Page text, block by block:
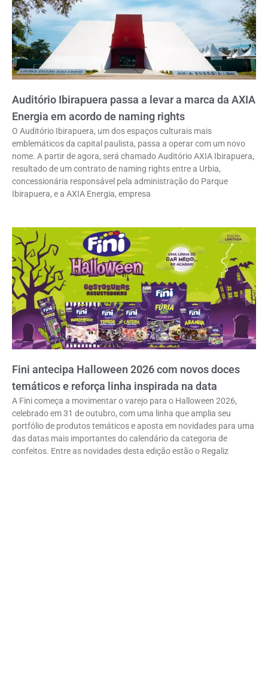
Auditório Ibirapuera passa a levar a marca da AXIA
Energia em acordo de naming rights
O Auditório Ibirapuera, um dos espaços culturais mais
emblemáticos da capital paulista, passa a operar com um novo
nome. A partir de agora, será chamado Auditório AXIA Ibirapuera,
resultado de um contrato de naming rights entre a Urbia,
concessionária responsável pela administração do Parque
Ibirapuera, e a AXIA Energia, empresa
Fini antecipa Halloween 2026 com novos doces
temáticos e reforça linha inspirada na data
A Fini começa a movimentar o varejo para o Halloween 2026,
celebrado em 31 de outubro, com uma linha que amplia seu
portfólio de produtos temáticos e aposta em novidades para uma
das datas mais importantes do calendário da categoria de
confeitos. Entre as novidades desta edição estão o Regaliz